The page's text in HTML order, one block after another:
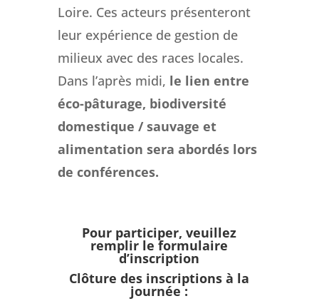
Loire. Ces acteurs présenteront
leur expérience de gestion de
milieux avec des races locales.
Dans l’après midi, le lien entre
éco-pâturage, biodiversité
domestique / sauvage et
alimentation sera abordés lors
de conférences.
Pour participer, veuillez
remplir le formulaire
d’inscription
Clôture des inscriptions à la
journée :